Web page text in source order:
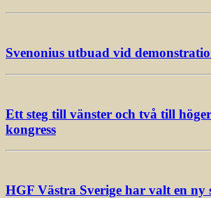
Svenonius utbuad vid
Ett steg till vänster och två till
kongress
HGF Västra Sverige har valt en ny